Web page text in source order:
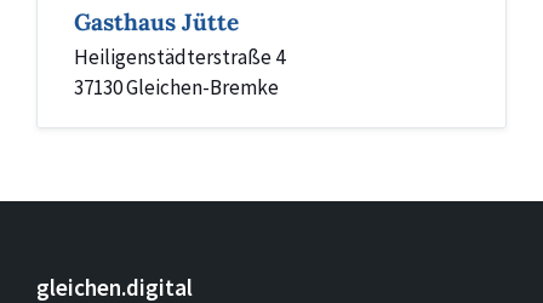
Gasthaus Jütte
Heiligenstädterstraße 4
37130 Gleichen-Bremke
gleichen.digital